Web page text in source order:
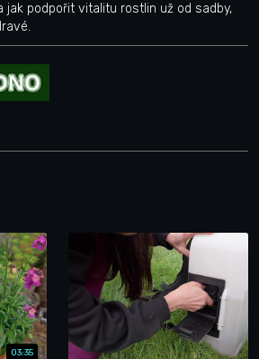
jak podpořit vitalitu rostlin už od sadby,
03:35